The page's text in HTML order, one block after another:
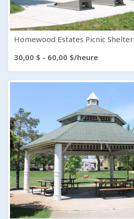
Homewood Estates Picnic Shelter
30,00 $ - 60,00 $/heure